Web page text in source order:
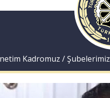
Kadromuz / Şubelerimiz